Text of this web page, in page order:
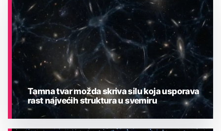
ASTRONOMIJA
Tamna tvar možda skriva silu koja usporava
rast najvećih struktura u svemiru